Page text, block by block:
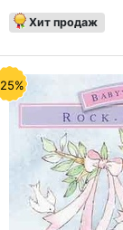
Хит продаж